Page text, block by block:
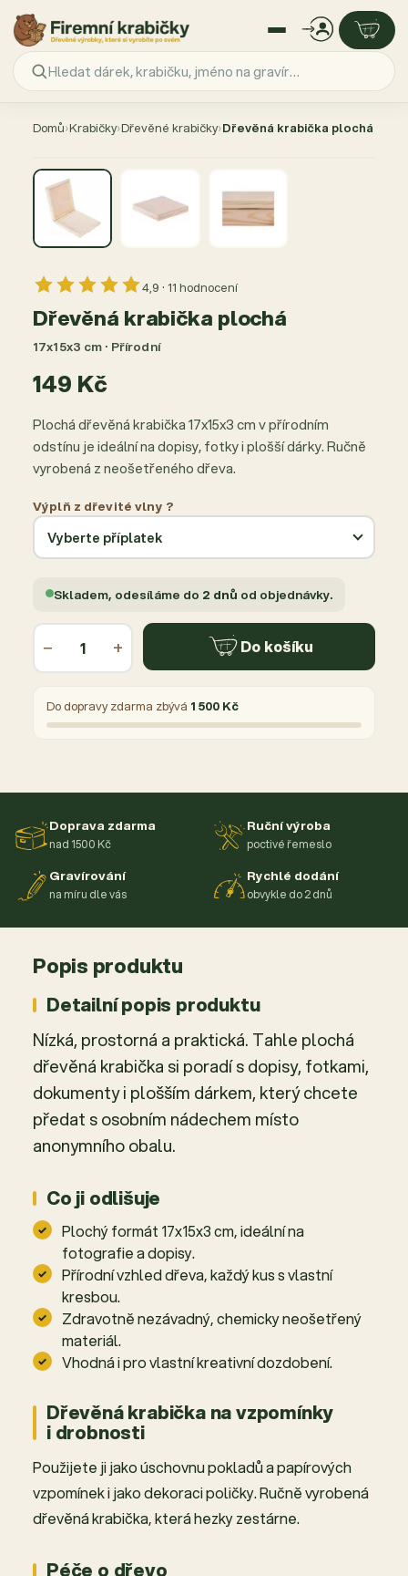
Domů›Krabičky›Dřevěné krabičky›Dřevěná krabička plochá
4,9 · 11 hodnocení
Dřevěná krabička plochá
17x15x3 cm · Přírodní
149 Kč
Plochá dřevěná krabička 17x15x3 cm v přírodním
odstínu je ideální na dopisy, fotky i plošší dárky. Ručně
vyrobená z neošetřeného dřeva.
Výplň z dřevité vlny ?
Skladem, odesíláme do 2 dnů od objednávky.
− + Do košíku
Do dopravy zdarma zbývá 1 500 Kč
Doprava zdarma
nad 1500 Kč
Ruční výroba
poctivé řemeslo
Gravírování
na míru dle vás
Rychlé dodání
obvykle do 2 dnů
Popis produktu
Detailní popis produktu
Nízká, prostorná a praktická. Tahle plochá
dřevěná krabička si poradí s dopisy, fotkami,
dokumenty i plošším dárkem, který chcete
předat s osobním nádechem místo
anonymního obalu.
Co ji odlišuje
Plochý formát 17x15x3 cm, ideální na
fotografie a dopisy.
Přírodní vzhled dřeva, každý kus s vlastní
kresbou.
Zdravotně nezávadný, chemicky neošetřený
materiál.
Vhodná i pro vlastní kreativní dozdobení.
Dřevěná krabička na vzpomínky
i drobnosti
Použijete ji jako úschovnu pokladů a papírových
vzpomínek i jako dekoraci poličky. Ručně vyrobená
dřevěná krabička, která hezky zestárne.
Péče o dřevo